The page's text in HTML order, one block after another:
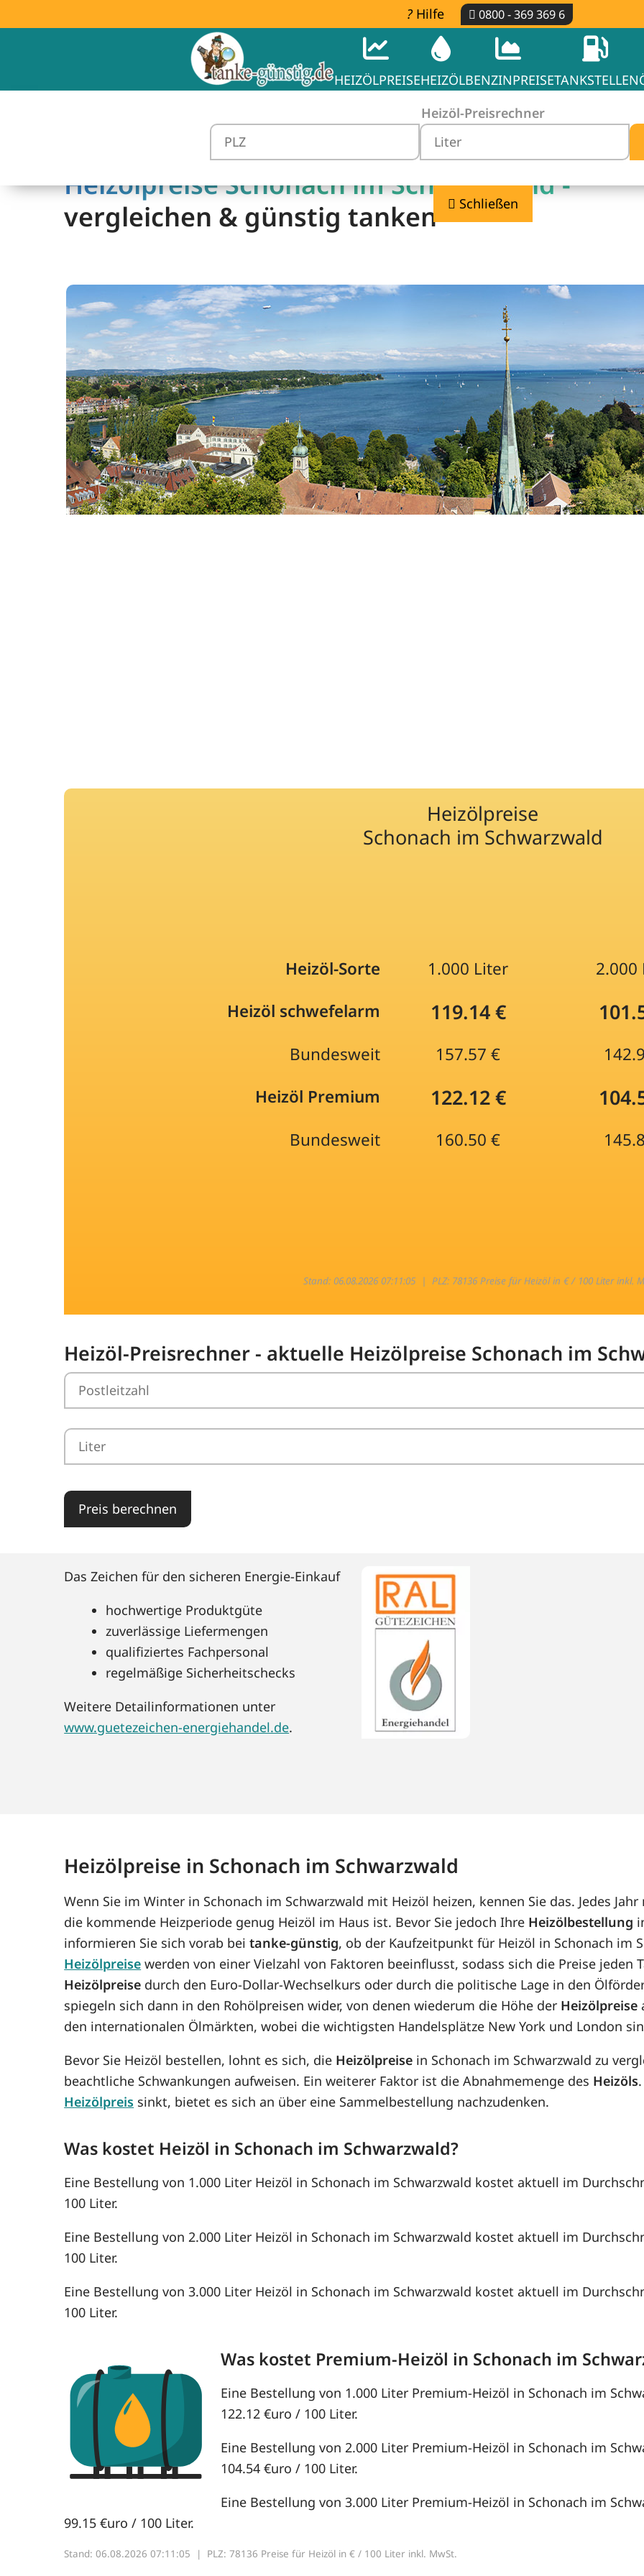
Hilfe 0800 - 369 369 6
HEIZÖLPREISEHEIZÖLBENZINPREISETANKSTELLEN
Heizöl-Preisrechner
Schließen
Heizölpreise Schonach im Schwarzwald -
vergleichen & günstig tanken
Heizölpreise
Schonach im Schwarzwald
Heizöl-Sorte 1.000 Liter 2.000
Heizöl schwefelarm
119.14 €
Bundesweit 157.57 €
Heizöl Premium
122.12 €
Bundesweit 160.50 €
Stand: 06.08.2026 07:11:05 |PLZ: 78136 Preise für Heizöl in € / 100 Liter inkl.
Heizöl-Preisrechner - aktuelle Heizölpreise Schonach im
Preis berechnen
Das Zeichen für den sicheren Energie-Einkauf
hochwertige Produktgüte
zuverlässige Liefermengen
qualifiziertes Fachpersonal
regelmäßige Sicherheitschecks
Weitere Detailinformationen unter
www.guetezeichen-energiehandel.de.
Heizölpreise in Schonach im Schwarzwald
Wenn Sie im Winter in Schonach im Schwarzwald mit Heizöl heizen, kennen Sie das. Jedes
die kommende Heizperiode genug Heizöl im Haus ist. Bevor Sie jedoch Ihre Heizölbestellung
informieren Sie sich vorab beitanke-günstig, ob der Kaufzeitpunkt für Heizöl in Schonach im
Heizölpreise werden von einer Vielzahl von Faktoren beeinflusst, sodass sich die Preise jeden
Heizölpreise durch den Euro-Dollar-Wechselkurs oder durch die politische Lage in den
spiegeln sich dann in den Rohölpreisen wider, von denen wiederum die Höhe der Heizölpreise
den internationalen Ölmärkten, wobei die wichtigsten Handelsplätze New York und London
Bevor Sie Heizöl bestellen, lohnt es sich, die Heizölpreise in Schonach im Schwarzwald zu
beachtliche Schwankungen aufweisen. Ein weiterer Faktor ist die Abnahmemenge des Heizöls
Heizölpreis sinkt, bietet es sich an über eine Sammelbestellung nachzudenken.
Was kostet Heizöl in Schonach im Schwarzwald?
Eine Bestellung von 1.000 Liter Heizöl in Schonach im Schwarzwald kostet aktuell im
100 Liter.
Eine Bestellung von 2.000 Liter Heizöl in Schonach im Schwarzwald kostet aktuell im
100 Liter.
Eine Bestellung von 3.000 Liter Heizöl in Schonach im Schwarzwald kostet aktuell im
100 Liter.
Was kostet Premium-Heizöl in Schonach im
Eine Bestellung von 1.000 Liter Premium-Heizöl in Schonach im
122.12 €uro / 100 Liter.
Eine Bestellung von 2.000 Liter Premium-Heizöl in Schonach im
104.54 €uro / 100 Liter.
Eine Bestellung von 3.000 Liter Premium-Heizöl in Schonach im
99.15 €uro / 100 Liter.
Stand: 06.08.2026 07:11:05 | PLZ: 78136 Preise für Heizöl in € / 100 Liter inkl. MwSt.